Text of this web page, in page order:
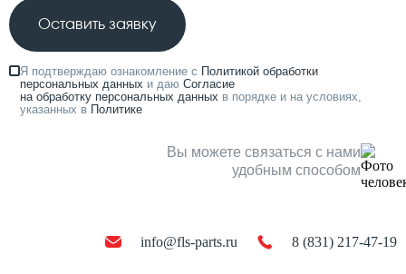
Оставить заявку
Я подтверждаю ознакомление с Политикой обработки
персональных данных и даю Согласие
на обработку персональных данных в порядке и на условиях,
указанных в Политике
Вы можете связаться с нами
удобным способом
info@fls-parts.ru 8 (831) 217-47-19